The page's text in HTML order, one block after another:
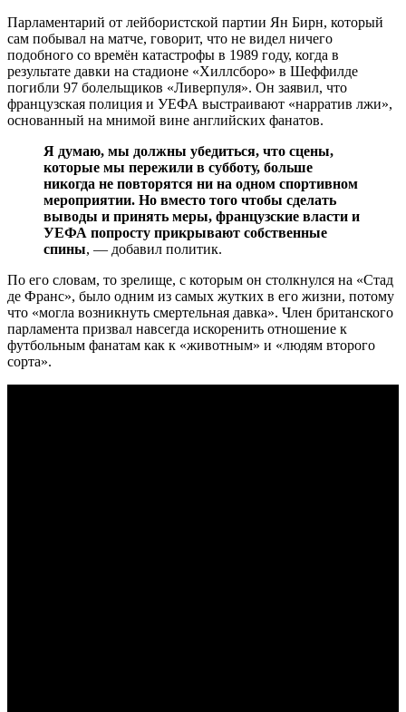
Парламентарий от лейбористской партии Ян Бирн, который
сам побывал на матче, говорит, что не видел ничего
подобного со времён катастрофы в 1989 году, когда в
результате давки на стадионе «Хиллсборо» в Шеффилде
погибли 97 болельщиков «Ливерпуля». Он заявил, что
французская полиция и УЕФА выстраивают «нарратив лжи»,
основанный на мнимой вине английских фанатов.
Я думаю, мы должны убедиться, что сцены,
которые мы пережили в субботу, больше
никогда не повторятся ни на одном спортивном
мероприятии. Но вместо того чтобы сделать
выводы и принять меры, французские власти и
УЕФА попросту прикрывают собственные
спины, — добавил политик.
По его словам, то зрелище, с которым он столкнулся на «Стад
де Франс», было одним из самых жутких в его жизни, потому
что «могла возникнуть смертельная давка». Член британского
парламента призвал навсегда искоренить отношение к
футбольным фанатам как к «животным» и «людям второго
сорта».